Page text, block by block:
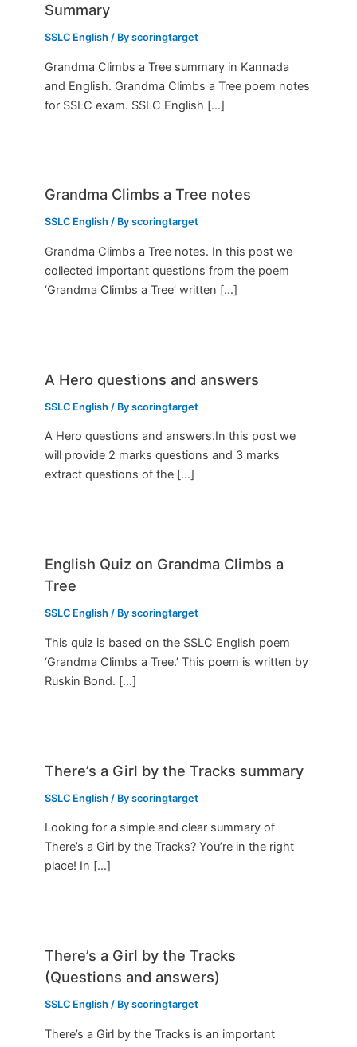
Summary
SSLC English / Byscoringtarget
Grandma Climbs a Tree summary in Kannada
and English. Grandma Climbs a Tree poem notes
for SSLC exam. SSLC English […]
Grandma Climbs a Tree notes
SSLC English / Byscoringtarget
Grandma Climbs a Tree notes. In this post we
collected important questions from the poem
‘Grandma Climbs a Tree’ written […]
A Hero questions and answers
SSLC English / Byscoringtarget
A Hero questions and answers.In this post we
will provide 2 marks questions and 3 marks
extract questions of the […]
English Quiz on Grandma Climbs a
Tree
SSLC English / Byscoringtarget
This quiz is based on the SSLC English poem
‘Grandma Climbs a Tree.’ This poem is written by
Ruskin Bond. […]
There’s a Girl by the Tracks summary
SSLC English / Byscoringtarget
Looking for a simple and clear summary of
There’s a Girl by the Tracks? You’re in the right
place! In […]
There’s a Girl by the Tracks
(Questions and answers)
SSLC English / Byscoringtarget
There’s a Girl by the Tracks is an important